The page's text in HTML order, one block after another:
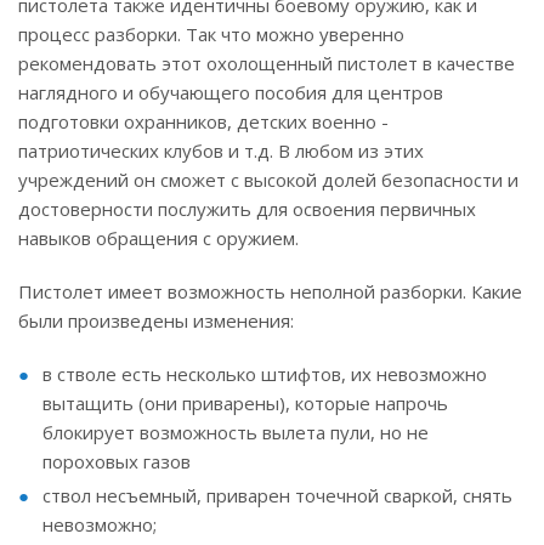
пистолета также идентичны боевому оружию, как и
процесс разборки. Так что можно уверенно
рекомендовать этот охолощенный пистолет в качестве
наглядного и обучающего пособия для центров
подготовки охранников, детских военно -
патриотических клубов и т.д. В любом из этих
учреждений он сможет с высокой долей безопасности и
достоверности послужить для освоения первичных
навыков обращения с оружием.
Пистолет имеет возможность неполной разборки. Какие
были произведены изменения:
в стволе есть несколько штифтов, их невозможно
вытащить (они приварены), которые напрочь
блокирует возможность вылета пули, но не
пороховых газов
ствол несъемный, приварен точечной сваркой, снять
невозможно;